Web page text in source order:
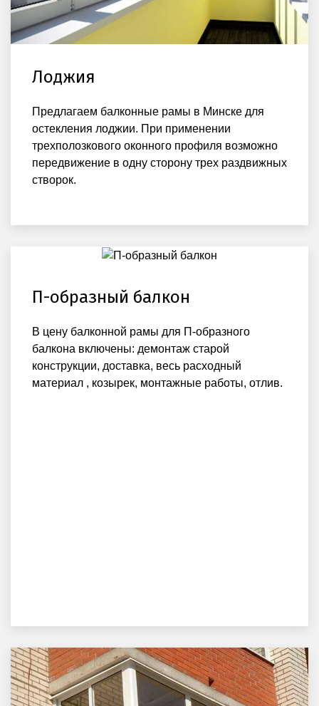
Лоджия
Предлагаем балконные рамы в Минске для
остекления лоджии. При применении
трехполозкового оконного профиля возможно
передвижение в одну сторону трех раздвижных
створок.
П-образный балкон
В цену балконной рамы для П-образного
балкона включены: демонтаж старой
конструкции, доставка, весь расходный
материал , козырек, монтажные работы, отлив.